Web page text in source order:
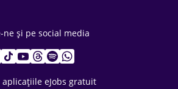
ne și pe social media
aplicațiile eJobs gratuit